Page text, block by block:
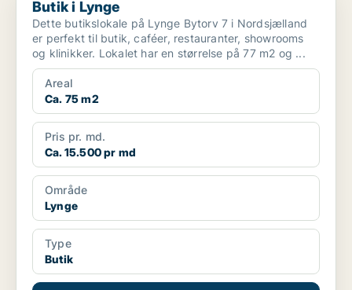
Butik i Lynge
Dette butikslokale på Lynge Bytorv 7 i Nordsjælland
er perfekt til butik, caféer, restauranter, showrooms
og klinikker. Lokalet har en størrelse på 77 m2 og ...
Areal
Ca. 75 m2
Pris pr. md.
Ca. 15.500 pr md
Område
Lynge
Type
Butik